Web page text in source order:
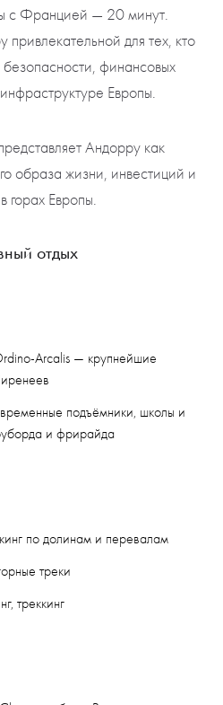
с Францией — 20 минут.
для тех, кто
финансовых
Европы.
Андорру как
образа жизни, инвестиций и
горах Европы.
отдых
Arcalis — крупнейшие
подъёмники, школы и
и фрирайда
по долинам и перевалам
треки
треккинг